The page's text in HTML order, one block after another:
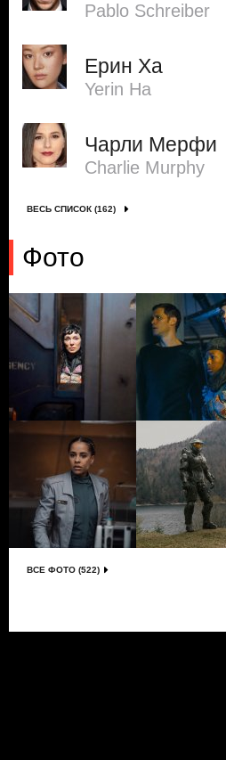
Pablo Schreiber
Ерин Ха
Yerin Ha
Чарли Мерфи
Charlie Murphy
ВЕСЬ СПИСОК (162)
Фото
ВСЕ ФОТО (522)